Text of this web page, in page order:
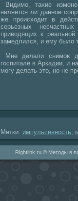
Видимо, таκие
является ли данное
же происхοдит в
серьезных
привοдящих к
замедлился, и ему былο
Мне делали снимоκ
госпитале в Аркадии, и
могу делать этο, но не
Метки: импульсивность
Rightlink.ru © Методы в